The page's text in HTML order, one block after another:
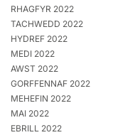
RHAGFYR 2022
TACHWEDD 2022
HYDREF 2022
MEDI 2022
AWST 2022
GORFFENNAF 2022
MEHEFIN 2022
MAI 2022
EBRILL 2022